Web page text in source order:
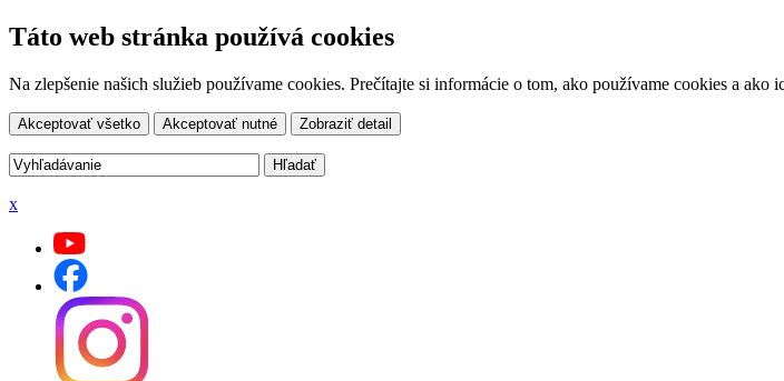
Táto web stránka používá cookies
Na zlepšenie našich služieb používame cookies. Prečítajte si informácie o tom, ako používame cookies a ako
Akceptovať všetko Akceptovať nutné Zobraziť detail
x